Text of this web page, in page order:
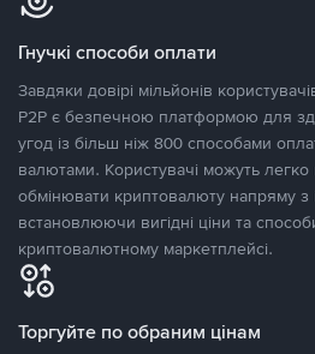
Гнучкі способи оплати
Завдяки довірі мільйонів
P2P є безпечною платформою для
угод із більш ніж 800 способами
валютами. Користувачі можуть
обмінювати криптовалюту напряму
встановлюючи вигідні ціни та
криптовалютному маркетплейсі.
Торгуйте по обраним цінам